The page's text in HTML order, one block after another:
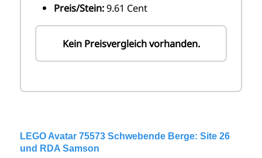
Preis/Stein:9.61 Cent
Kein Preisvergleich vorhanden.
LEGO Avatar 75573 Schwebende Berge: Site 26
und RDA Samson